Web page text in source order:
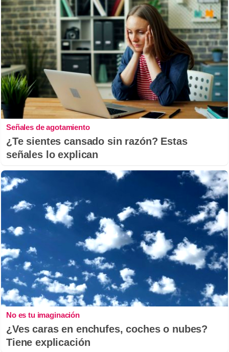
Señales de agotamiento
¿Te sientes cansado sin razón? Estas
señales lo explican
No es tu imaginación
¿Ves caras en enchufes, coches o nubes?
Tiene explicación